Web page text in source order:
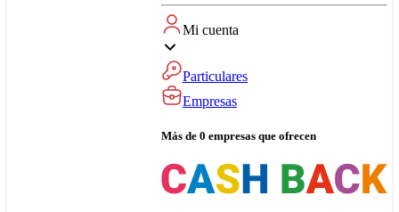
Mi cuenta
Particulares
Empresas
Más de 0 empresas que ofrecen